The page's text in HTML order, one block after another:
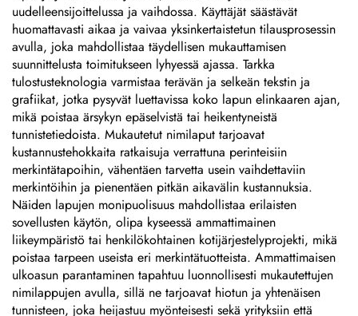
uudelleensijoittelussa ja vaihdossa. Käyttäjät säästävät
huomattavasti aikaa ja vaivaa yksinkertaistetun tilausprosessin
avulla, joka mahdollistaa täydellisen mukauttamisen
suunnittelusta toimitukseen lyhyessä ajassa. Tarkka
tulostusteknologia varmistaa terävän ja selkeän tekstin ja
grafiikat, jotka pysyvät luettavissa koko lapun elinkaaren ajan,
mikä poistaa ärsykyn epäselvistä tai heikentyneistä
tunnistetiedoista. Mukautetut nimilaput tarjoavat
kustannustehokkaita ratkaisuja verrattuna perinteisiin
merkintätapoihin, vähentäen tarvetta usein vaihdettaviin
merkintöihin ja pienentäen pitkän aikavälin kustannuksia.
Näiden lapujen monipuolisuus mahdollistaa erilaisten
sovellusten käytön, olipa kyseessä ammattimainen
liikeympäristö tai henkilökohtainen kotijärjestelyprojekti, mikä
poistaa tarpeen useista eri merkintätuotteista. Ammattimaisen
ulkoasun parantaminen tapahtuu luonnollisesti mukautettujen
nimilappujen avulla, sillä ne tarjoavat hiotun ja yhtenäisen
tunnisteen, joka heijastuu myönteisesti sekä yrityksiin että